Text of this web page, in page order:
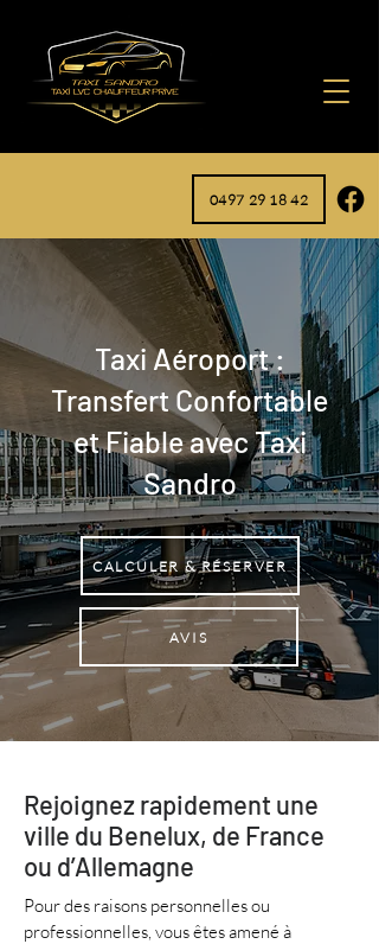
0497 29 18 42
Taxi Aéroport :
Transfert Confortable
et Fiable avec Taxi
Sandro
CALCULER & RÉSERVER
AVIS
Rejoignez rapidement une
ville du Benelux, de France
ou d’Allemagne
Pour des raisons personnelles ou
professionnelles, vous êtes amené à